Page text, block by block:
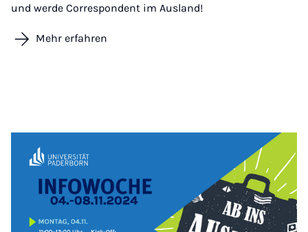
und werde Correspondent im Ausland!
Mehr erfahren